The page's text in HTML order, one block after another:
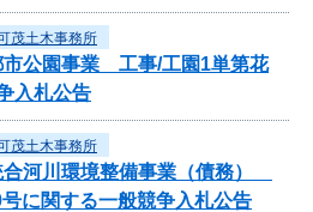
茂土木事務所
公園事業 工事/工園1単第花
入札公告
茂土木事務所
河川環境整備事業（債務）
に関する一般競争入札公告